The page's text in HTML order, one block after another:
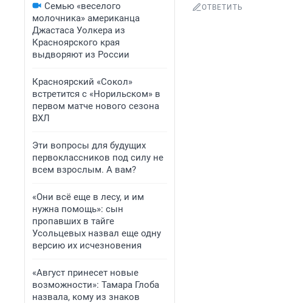
Семью «веселого
молочника» американца
Джастаса Уолкера из
Красноярского края
выдворяют из России
Красноярский «Сокол»
встретится с «Норильском» в
первом матче нового сезона
ВХЛ
Эти вопросы для будущих
первоклассников под силу не
всем взрослым. А вам?
«Они всё еще в лесу, и им
нужна помощь»: сын
пропавших в тайге
Усольцевых назвал еще одну
версию их исчезновения
«Август принесет новые
возможности»: Тамара Глоба
назвала, кому из знаков
ОТВЕТИТЬ